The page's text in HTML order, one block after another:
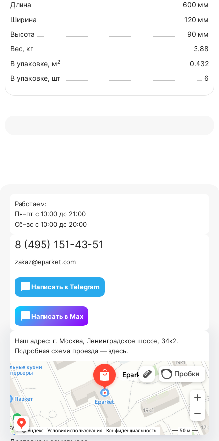
Длина
600 мм
Ширина
120 мм
Высота
90 мм
Вес, кг
3.88
В упаковке, м2
0.432
В упаковке, шт
6
Наш адрес: г. Москва, Ленинградское шоссе, 34к2.
Подробная схема проезда — здесь.
Работаем:
Пн–пт с 10:00 до 21:00
Cб–вс с 10:00 до 20:00
8 (495) 151-43-51
zakaz@eparket.com
Написать в Telegram
Написать в Мах